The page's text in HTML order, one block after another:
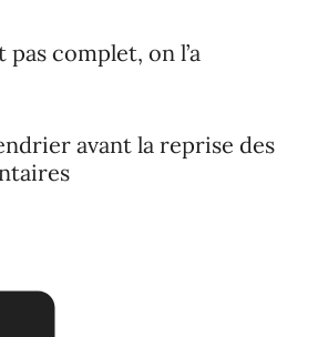
pas complet, on l’a
avant la reprise des